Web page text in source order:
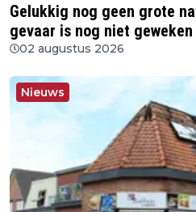
Gelukkig nog geen grote
gevaar is nog niet geweken
02 augustus 2026
Nieuws